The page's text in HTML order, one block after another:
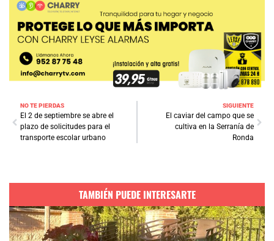
NO TE PIERDAS
El 2 de septiembre se abre el
plazo de solicitudes para el
transporte escolar urbano
SIGUIENTE
El caviar del campo que se
cultiva en la Serranía de
Ronda
TAMBIÉN PUEDE INTERESARTE